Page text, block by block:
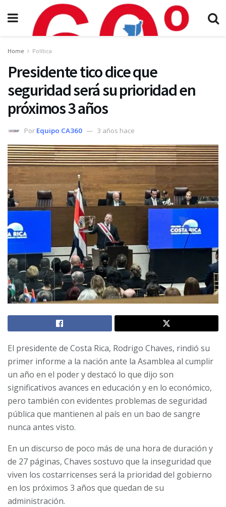
Home Política
Presidente tico dice que
seguridad será su prioridad en
próximos 3 años
Por Equipo CA360 3 años hace
El presidente de Costa Rica, Rodrigo Chaves, rindió su
primer informe a la nación ante la Asamblea al cumplir
un año en el poder y destacó lo que dijo son
significativos avances en educación y en lo económico,
pero también con evidentes problemas de seguridad
pública que mantienen al país en un bao de sangre
nunca antes visto.
En un discurso de poco más de una hora de duración y
de 27 páginas, Chaves sostuvo que la inseguridad que
viven los costarricenses será la prioridad del gobierno
en los próximos 3 años que quedan de su
administración.